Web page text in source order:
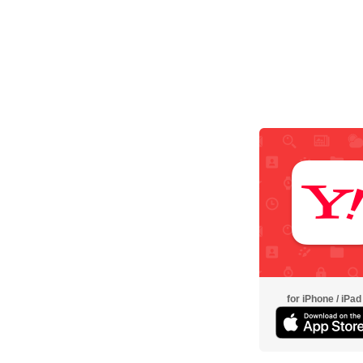
for iPhone / iPad